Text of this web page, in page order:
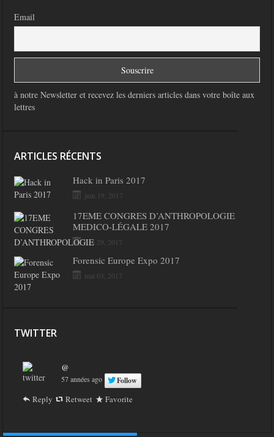
Email
à notre Newsletter et recevez les derniers articles dans votre boîte aux
lettres
ARTICLES RÉCENTS
Hack in Paris 2017
juin 19, 2017
17EME CONGRES D’ANTHROPOLOGIE
MEDICO-LÉGALE 2017
mai 29, 2017
Forensic Europe Expo 2017
mai 03, 2017
TWITTER
@
57 années ago Follow
Reply Retweet Favorite